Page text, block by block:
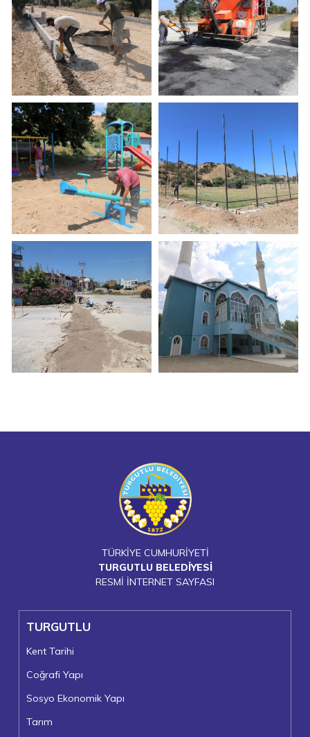
TÜRKİYE CUMHURİYETİ
TURGUTLU BELEDİYESİ
RESMİ İNTERNET SAYFASI
TURGUTLU
Kent Tarihi
Coğrafi Yapı
Sosyo Ekonomik Yapı
Tarım